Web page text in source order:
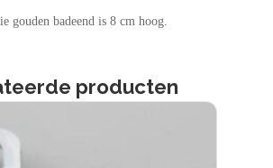
gouden badeend is 8 cm hoog.
producten